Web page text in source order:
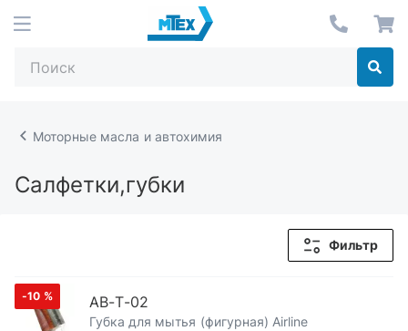
Моторные масла и автохимия
Салфетки,губки
Фильтр
-10 % АВ-Т-02
Губка для мытья (фигурная) Airline